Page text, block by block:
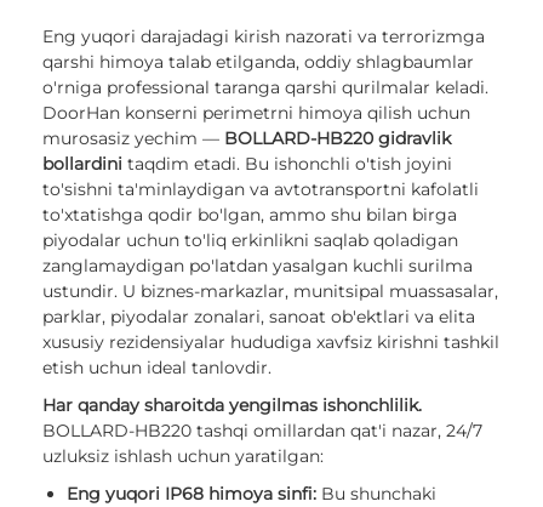
Eng yuqori darajadagi kirish nazorati va terrorizmga
qarshi himoya talab etilganda, oddiy shlagbaumlar
o'rniga professional taranga qarshi qurilmalar keladi.
DoorHan konserni perimetrni himoya qilish uchun
murosasiz yechim — BOLLARD-HB220 gidravlik
bollardini taqdim etadi. Bu ishonchli o'tish joyini
to'sishni ta'minlaydigan va avtotransportni kafolatli
to'xtatishga qodir bo'lgan, ammo shu bilan birga
piyodalar uchun to'liq erkinlikni saqlab qoladigan
zanglamaydigan po'latdan yasalgan kuchli surilma
ustundir. U biznes-markazlar, munitsipal muassasalar,
parklar, piyodalar zonalari, sanoat ob'ektlari va elita
xususiy rezidensiyalar hududiga xavfsiz kirishni tashkil
etish uchun ideal tanlovdir.
Har qanday sharoitda yengilmas ishonchlilik.
BOLLARD-HB220 tashqi omillardan qat'i nazar, 24/7
uzluksiz ishlash uchun yaratilgan:
Eng yuqori IP68 himoya sinfi: Bu shunchaki